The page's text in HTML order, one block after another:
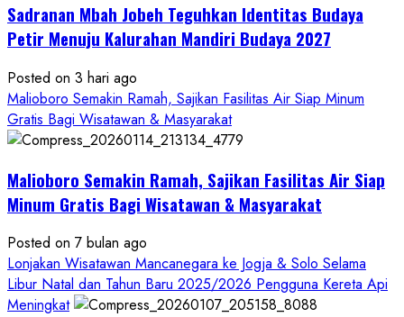
Gunungkidul
Antusiasme
Warnai
Kirab
Budaya
Sadranan
Jobeh
yang
Resmi
Sandang
Status
Kalurahan
Sadranan Mbah Jobeh Teguhkan Identitas Budaya
Petir Menuju Kalurahan Mandiri Budaya 2027
Posted on 3 hari ago
Malioboro Semakin Ramah, Sajikan Fasilitas Air Siap Minum
Gratis Bagi Wisatawan & Masyarakat
Malioboro Semakin Ramah, Sajikan Fasilitas Air Siap
Minum Gratis Bagi Wisatawan & Masyarakat
Posted on 7 bulan ago
Lonjakan Wisatawan Mancanegara ke Jogja & Solo Selama
Libur Natal dan Tahun Baru 2025/2026 Pengguna Kereta Api
Meningkat